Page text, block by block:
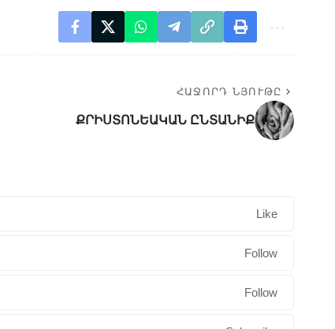
ՀԱՋՈՐԴ ՆՅՈՒԹԸ
ՔՐԻՍՏՈՆԵԱԿԱՆ ԸՆՏԱՆԻՔ
Like
Follow
Follow